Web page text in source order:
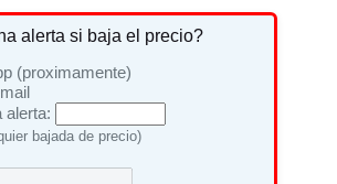
alerta si baja el precio?
(proximamente)
alerta:
bajada de precio)